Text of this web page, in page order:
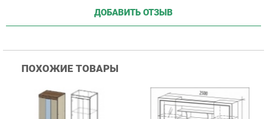
Атлантида-2 Венге-дуб
Гостиная Витра
Симфония 7.10